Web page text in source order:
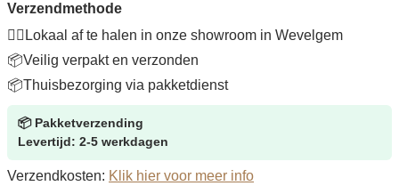
Verzendmethode
🚶‍♂️ Lokaal af te halen in onze showroom in Wevelgem
📦Veilig verpakt en verzonden
📦Thuisbezorging via pakketdienst
📦 Pakketverzending
Levertijd: 2-5 werkdagen
Verzendkosten: Klik hier voor meer info